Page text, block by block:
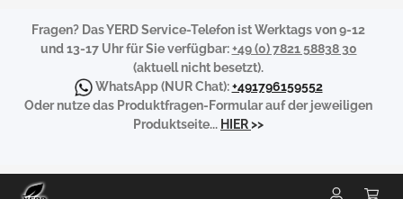
Fragen? Das YERD Service-Telefon ist Werktags von 9-12
und 13-17 Uhr für Sie verfügbar:+49 (0) 7821 58838 30
(aktuell nicht besetzt).
WhatsApp(NUR Chat):+491796159552
Oder nutze das Produktfragen-Formular auf der jeweiligen
Produktseite... HIER>>